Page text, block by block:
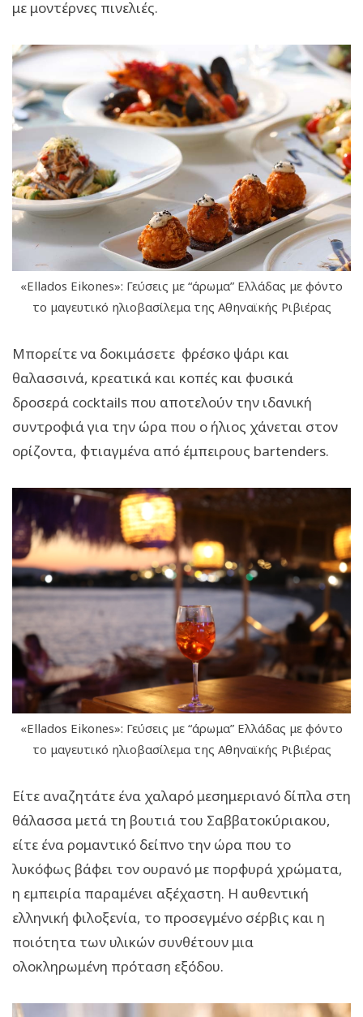
με μοντέρνες πινελιές.
«Ellados Eikones»: Γεύσεις με “άρωμα” Ελλάδας με φόντο
το μαγευτικό ηλιοβασίλεμα της Αθηναϊκής Ριβιέρας
Μπορείτε να δοκιμάσετε φρέσκο ψάρι και
θαλασσινά, κρεατικά και κοπές και φυσικά
δροσερά cocktails που αποτελούν την ιδανική
συντροφιά για την ώρα που ο ήλιος χάνεται στον
ορίζοντα, φτιαγμένα από έμπειρους bartenders.
«Ellados Eikones»: Γεύσεις με “άρωμα” Ελλάδας με φόντο
το μαγευτικό ηλιοβασίλεμα της Αθηναϊκής Ριβιέρας
Είτε αναζητάτε ένα χαλαρό μεσημεριανό δίπλα στη
θάλασσα μετά τη βουτιά του Σαββατοκύριακου,
είτε ένα ρομαντικό δείπνο την ώρα που το
λυκόφως βάφει τον ουρανό με πορφυρά χρώματα,
η εμπειρία παραμένει αξέχαστη. Η αυθεντική
ελληνική φιλοξενία, το προσεγμένο σέρβις και η
ποιότητα των υλικών συνθέτουν μια
ολοκληρωμένη πρόταση εξόδου.